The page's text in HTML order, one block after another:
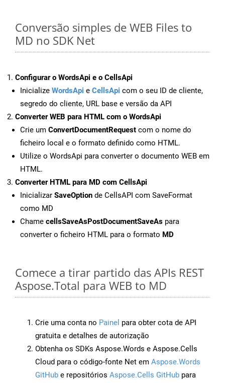
Conversão simples de WEB Files to
MD no SDK Net
Configurar o WordsApi e o CellsApi
Inicialize WordsApi e CellsApi com o seu ID de cliente,
segredo do cliente, URL base e versão da API
Converter WEB para HTML com o WordsApi
Crie um ConvertDocumentRequest com o nome do
ficheiro local e o formato definido como HTML.
Utilize o WordsApi para converter o documento WEB em
HTML.
Converter HTML para MD com CellsApi
Inicializar SaveOption de CellsAPI com SaveFormat
como MD
Chame cellsSaveAsPostDocumentSaveAs para
converter o ficheiro HTML para o formato MD
Comece a tirar partido das APIs REST
Aspose.Total para WEB to MD
Crie uma conta no Painel para obter cota de API
gratuita e detalhes de autorização
Obtenha os SDKs Aspose.Words e Aspose.Cells
Cloud para o código-fonte Net em Aspose.Words
GitHub e repositórios Aspose.Cells GitHub para